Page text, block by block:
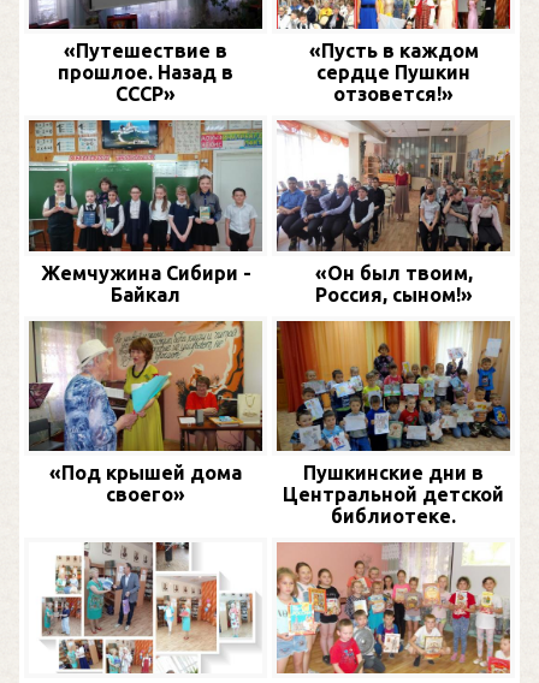
«Путешествие в
прошлое. Назад в
СССР»
«Пусть в каждом
сердце Пушкин
отзовется!»
Жемчужина Сибири -
Байкал
«Он был твоим,
Россия, сыном!»
«Под крышей дома
своего»
Пушкинские дни в
Центральной детской
библиотеке.